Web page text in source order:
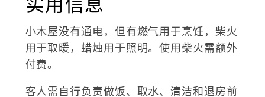
小木屋没有通电，但有燃气用于烹饪，柴火
用于取暖，蜡烛用于照明。使用柴火需额外
付费。.
客人需自行负责做饭、取水、清洁和退房前